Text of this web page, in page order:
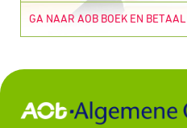
GA NAAR AOB BOEK EN BETAAL